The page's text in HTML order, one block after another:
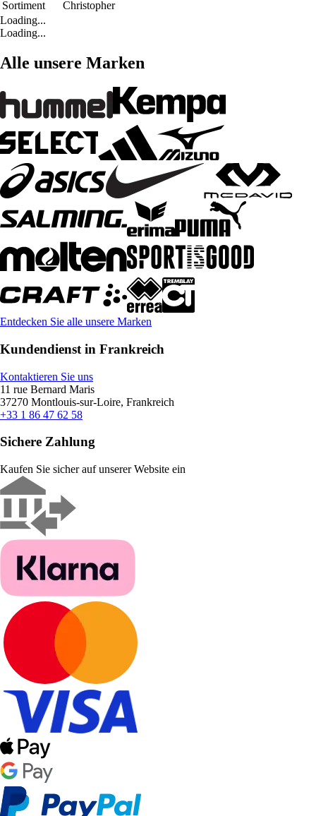
Sortiment
Christopher
Loading...
Loading...
Alle unsere Marken
Entdecken Sie alle unsere Marken
Kundendienst in Frankreich
Kontaktieren Sie uns
11 rue Bernard Maris
37270 Montlouis-sur-Loire, Frankreich
+33 1 86 47 62 58
Sichere Zahlung
Kaufen Sie sicher auf unserer Website ein